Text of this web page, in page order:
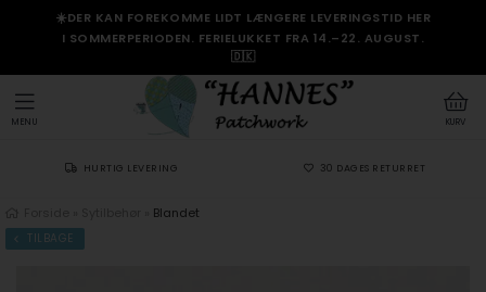
☀️DER KAN FOREKOMME LIDT LÆNGERE LEVERINGSTID HER
I SOMMERPERIODEN. FERIELUKKET FRA 14.–22. AUGUST.
🇩🇰
KURV
MENU
HURTIG LEVERING 30 DAGES RETURRET
Blandet
TILBAGE